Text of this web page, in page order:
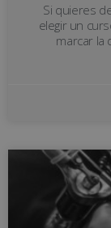
Si quieres
elegir un
marcar la